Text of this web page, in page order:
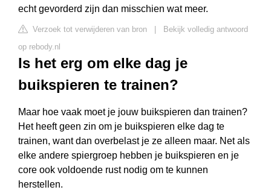
echt gevorderd zijn dan misschien wat meer.
Verzoek tot verwijderen van bron
Bekijk volledig antwoord
op rebody.nl
Is het erg om elke dag je
buikspieren te trainen?
Maar hoe vaak moet je jouw buikspieren dan trainen?
Het heeft geen zin om je buikspieren elke dag te
trainen, want dan overbelast je ze alleen maar. Net als
elke andere spiergroep hebben je buikspieren en je
core ook voldoende rust nodig om te kunnen
herstellen.